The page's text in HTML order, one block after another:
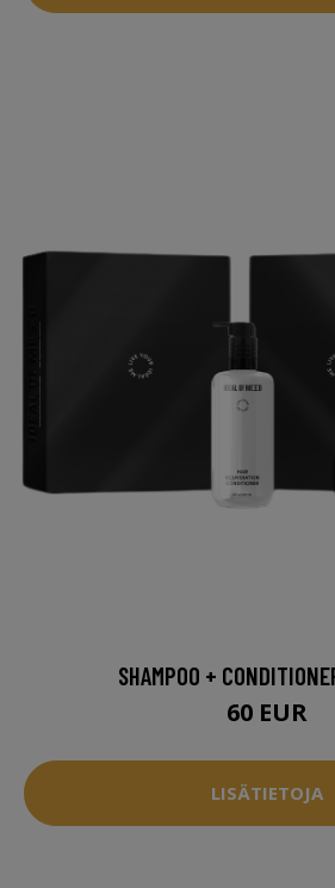
SHAMPOO +
60 EUR
LISÄTIETOJA